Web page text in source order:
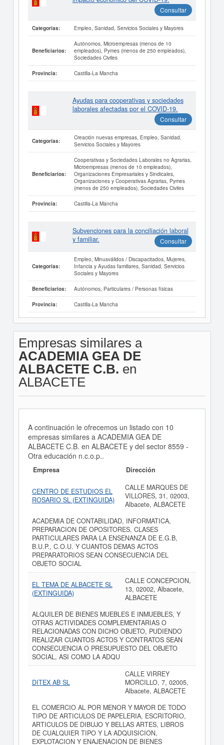
Consultar
Categorías: Empleo, Sanidad, Servicios Sociales y Mayores
Beneficiarios:
Autónomos, Microempresas (menos de 10
empleados), Pymes (menos de 250 empleados),
Sociedades Civiles
Provincia: Castilla-La Mancha
Ayudas para cooperativas y sociedades
laborales afectadas por el COVID-19.
Consultar
Categorías:
Creación nuevas empresas, Empleo, Sanidad,
Servicios Sociales y Mayores
Beneficiarios:
Cooperativas y Sociedades Laborales no Agrarias,
Microempresas (menos de 10 empleados),
Organizaciones Empresariales y Sindicales,
Organizaciones y Cooperativas Agrarias, Pymes
(menos de 250 empleados), Sociedades Civiles
Provincia: Castilla-La Mancha
Subvenciones para la conciliación laboral
y familiar.
Consultar
Categorías:
Empleo, Minusválidos / Discapacitados, Mujeres,
Infancia y Ayudas familiares, Sanidad, Servicios
Sociales y Mayores
Beneficiarios: Autónomos, Particulares / Personas físicas
Provincia: Castilla-La Mancha
Empresas similares a
ACADEMIA GEA DE
ALBACETE C.B. en
ALBACETE
A continuación le ofrecemos un listado con 10
empresas similares a ACADEMIA GEA DE
ALBACETE C.B. en ALBACETE y del sector 8559 -
Otra educación n.c.o.p..
Empresa Dirección
CENTRO DE ESTUDIOS EL
ROSARIO SL (EXTINGUIDA)
CALLE MARQUES DE
VILLORES, 31, 02003,
Albacete, ALBACETE
ACADEMIA DE CONTABILIDAD, INFORMATICA,
PREPARACION DE OPOSITORES, CLASES
PARTICULARES PARA LA ENSENANZA DE E.G.B,
B.U.P., C.O.U. Y CUANTOS DEMAS ACTOS
PREPARATORIOS SEAN CONSECUENCIA DEL
OBJETO SOCIAL
EL TEMA DE ALBACETE SL
(EXTINGUIDA)
CALLE CONCEPCION,
13, 02002, Albacete,
ALBACETE
ALQUILER DE BIENES MUEBLES E INMUEBLES, Y
OTRAS ACTIVIDADES COMPLEMENTARIAS O
RELACIONADAS CON DICHO OBJETO, PUDIENDO
REALIZAR CUANTOS ACTOS Y CONTRATOS SEAN
CONSECUENCIA O PRESUPUESTO DEL OBJETO
SOCIAL, ASI COMO LA ADQU
DITEX AB SL
CALLE VIRREY
MORCILLO, 7, 02005,
Albacete, ALBACETE
EL COMERCIO AL POR MENOR Y MAYOR DE TODO
TIPO DE ARTICULOS DE PAPELERIA, ESCRITORIO,
ARTICULOS DE DIBUJO Y BELLAS ARTES, LIBROS
DE CUALQUIER TIPO Y LA ADQUISICION,
EXPLOTACION Y ENAJENACION DE BIENES